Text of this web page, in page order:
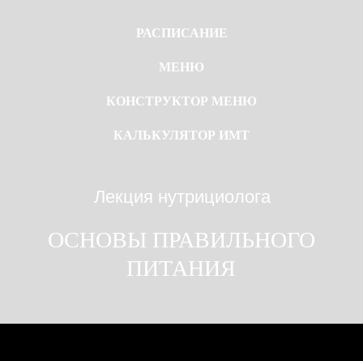
РАСПИСАНИЕ
МЕНЮ
КОНСТРУКТОР МЕНЮ
КАЛЬКУЛЯТОР ИМТ
ПИТАНИЯ
Лекция нутрициолога